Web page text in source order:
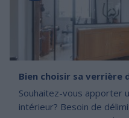
Bien choisir sa verrière
Souhaitez-vous apporter
intérieur? Besoin de